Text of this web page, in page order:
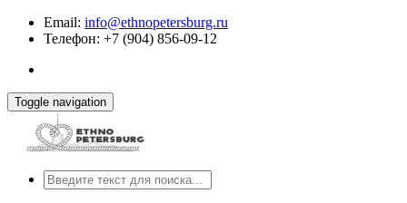
Email: info@ethnopetersburg.ru
Телефон: +7 (904) 856-09-12
Toggle navigation